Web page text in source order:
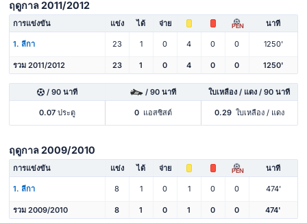
ฤดูกาล 2011/2012
การแข่งขัน แข่ง ได้ จ่าย PEN นาที
1. ลีกา 23 1 0 4 0 0 1250'
รวม 2011/2012 23 1 0 4 0 0 1250'
/ 90 นาที / 90 นาที ใบเหลือง / แดง / 90 นาที
0.07ประตู 0 แอสซิสต์ 0.29 ใบเหลือง / แดง
ฤดูกาล 2009/2010
การแข่งขัน แข่ง ได้ จ่าย PEN นาที
1. ลีกา 8 1 0 1 0 0 474'
รวม 2009/2010 8 1 0 1 0 0 474'